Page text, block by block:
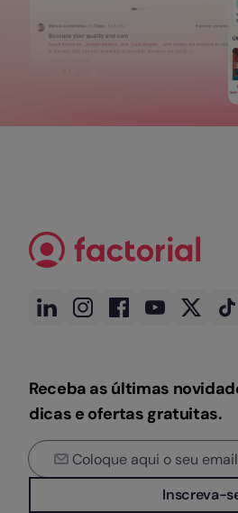
Receba as últimas
dicas e ofertas gratuitas.
Inscreva-